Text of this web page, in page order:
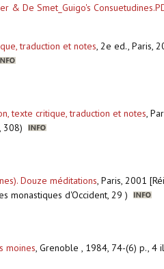
& De Smet_Guigo's
traduction et notes, 2e ed., Paris,
texte critique, traduction et notes,
308)
Douze méditations, Paris, 2001
monastiques d'Occident, 29 )
moines, Grenoble , 1984, 74-(6) p., 4